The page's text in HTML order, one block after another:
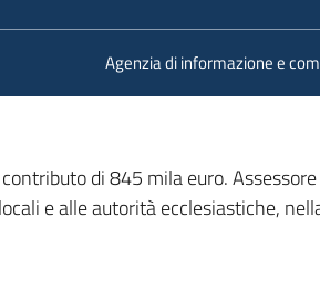
Agenzia di informazione e
di 845 mila euro.
e alle autorità ecclesiastiche,